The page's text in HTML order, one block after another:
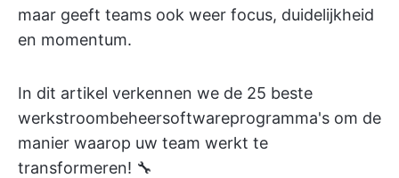
maar geeft teams ook weer focus, duidelijkheid
en momentum.
In dit artikel verkennen we de 25 beste
werkstroombeheersoftwareprogramma's om de
manier waarop uw team werkt te
transformeren! 🔧